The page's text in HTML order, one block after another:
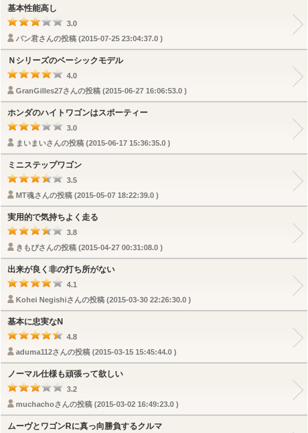
基本性能高し
3.0
パン君さんの投稿 (2015-07-25 23:04:37.0 )
Ｎシリーズのベーシックモデル
4.0
GranGilles27さんの投稿 (2015-06-27 16:06:53.0 )
ホンダのハイトワゴンはスポーティー
3.0
まいまいさんの投稿 (2015-06-17 15:36:35.0 )
ミニステップワゴン
3.5
MT魂さんの投稿 (2015-05-07 18:22:39.0 )
実用的で気持ちよく走る
3.8
きもぴさんの投稿 (2015-04-27 00:31:08.0 )
出来が良く非の打ち所がない
4.1
Kohei Negishiさんの投稿 (2015-03-30 22:26:30.0 )
基本に忠実なN
4.8
aduma112さんの投稿 (2015-03-15 15:45:44.0 )
ノーマル仕様も頑張って欲しい
3.2
muchachoさんの投稿 (2015-03-02 16:49:23.0 )
ムーヴとワゴンRに真っ向勝負するクルマ